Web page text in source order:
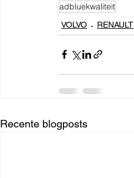
adbluekwaliteit
VOLVO RENAULT
Recente blogposts